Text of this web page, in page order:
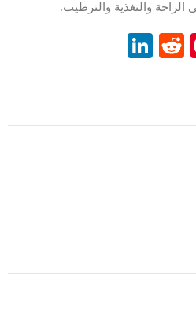
الراحة والتغذية والترطيب.
Pinterest
Reddit